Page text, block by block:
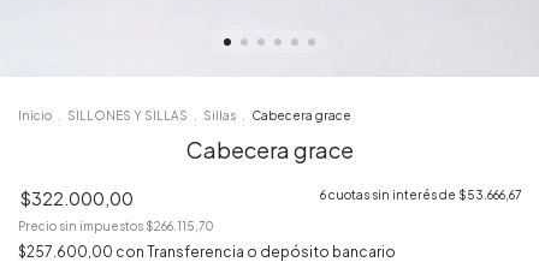
Inicio SILLONES Y SILLAS Sillas Cabecera grace
Cabecera grace
$322.000,00 6cuotas sin interés de $53.666,67
Precio sin impuestos $266.115,70
$257.600,00 con Transferencia o depósito bancario